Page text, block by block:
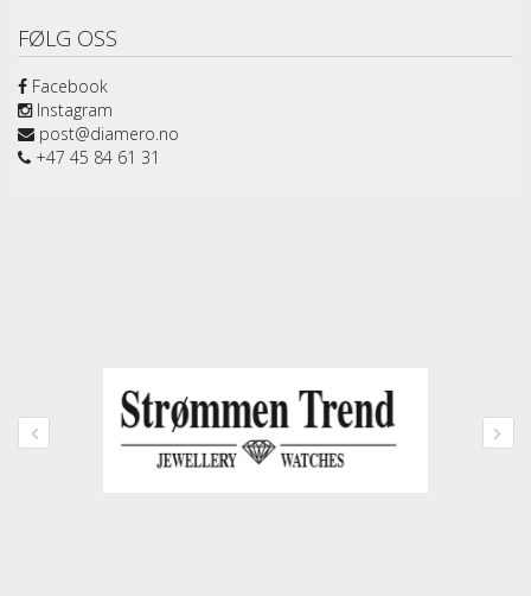
FØLG OSS
Facebook
Instagram
post@diamero.no
+47 45 84 61 31